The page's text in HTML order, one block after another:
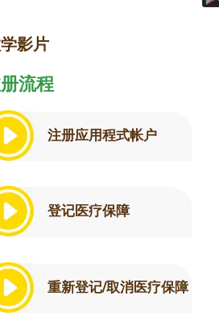
影片
流程
注册应用程式帐户
登记医疗保障
重新登记/取消医疗保障